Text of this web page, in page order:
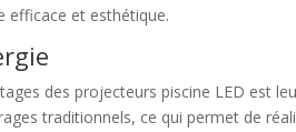
efficace et esthétique.
des projecteurs piscine LED est
traditionnels, ce qui permet de